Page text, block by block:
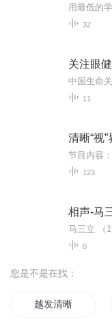
32
关注眼
11
清晰“视
123
相声-马
0
您是不是在找：
越发清晰